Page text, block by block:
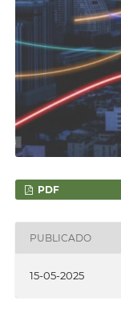
PDF
PUBLICADO
15-05-2025